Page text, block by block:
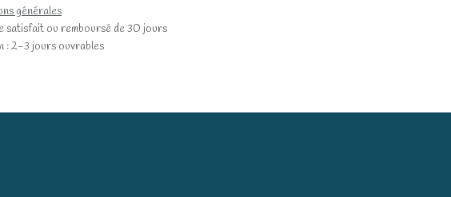
générales
satisfait ou remboursé de 30 jours
: 2-3 jours ouvrables